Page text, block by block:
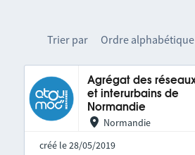
Trier par Ordre alphabétique
Agrégat des
et interurbains de
Normandie
Normandie
créé le 28/05/2019